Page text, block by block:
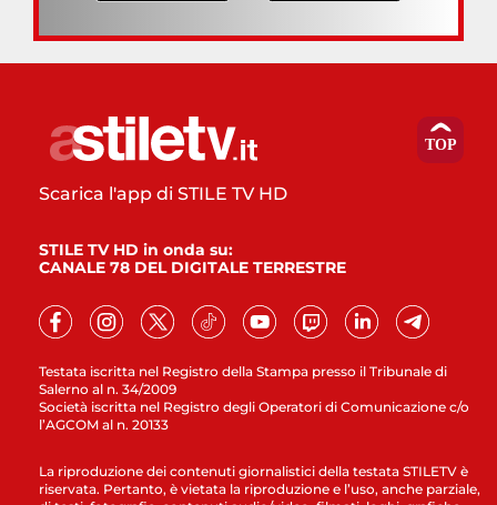
Testata iscritta nel Registro della Stampa presso il Tribunale di
Salerno al n. 34/2009
Società iscritta nel Registro degli Operatori di Comunicazione c/o
l’AGCOM al n. 20133
Scarica l'app di STILE TV HD
STILE TV HD in onda su:
CANALE 78 DEL DIGITALE TERRESTRE
La riproduzione dei contenuti giornalistici della testata STILETV è
riservata. Pertanto, è vietata la riproduzione e l’uso, anche parziale,